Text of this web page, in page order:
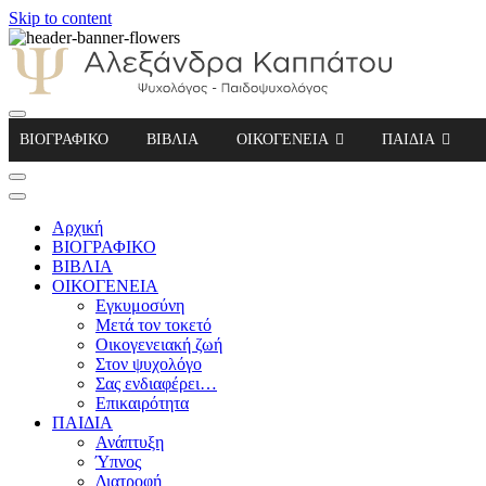
Skip to content
Αλεξάνδρα Καππάτου Ψυχολόγος –
ΒΙΟΓΡΑΦΙΚΟ ΒΙΒΛΙΑ ΟΙΚΟΓΕΝΕΙΑ ΠΑΙΔΙΑ
Αρχική
ΒΙΟΓΡΑΦΙΚΟ
ΒΙΒΛΙΑ
ΟΙΚΟΓΕΝΕΙΑ
Εγκυμοσύνη
Μετά τον τοκετό
Οικογενειακή ζωή
Στον ψυχολόγο
Σας ενδιαφέρει…
Επικαιρότητα
ΠΑΙΔΙΑ
Ανάπτυξη
Ύπνος
Διατροφή